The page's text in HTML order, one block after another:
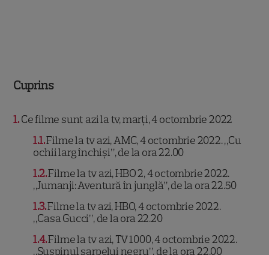
Cuprins
1 Ce filme sunt azi la tv, marți, 4 octombrie 2022
1.1Filme la tv azi, AMC, 4 octombrie 2022. „Cu
ochii larg închiși”, de la ora 22.00
1.2Filme la tv azi, HBO 2, 4 octombrie 2022.
„Jumanji: Aventură în junglă”, de la ora 22.50
1.3Filme la tv azi, HBO, 4 octombrie 2022.
„Casa Gucci”, de la ora 22.20
1.4Filme la tv azi, TV 1000, 4 octombrie 2022.
„Suspinul șarpelui negru”, de la ora 22.00